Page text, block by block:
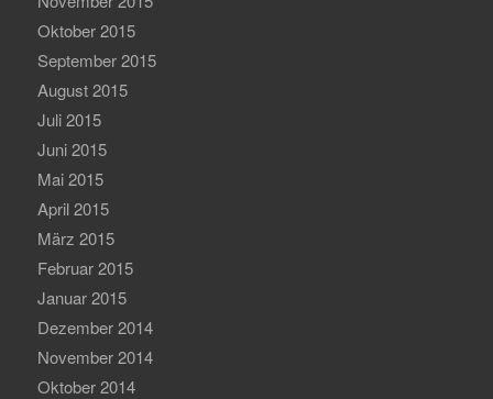
Oktober 2015
September 2015
August 2015
Juli 2015
Juni 2015
Mai 2015
April 2015
März 2015
Februar 2015
Januar 2015
Dezember 2014
November 2014
Oktober 2014